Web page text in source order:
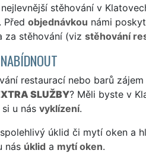
stěhování v
Před objednávkou námi
za stěhování (viz stěhování
restaurací nebo barů
SLUŽBY? Měli byste v
u nás vyklízení.
úklid či mytí oken a
nás úklid a mytí oken.